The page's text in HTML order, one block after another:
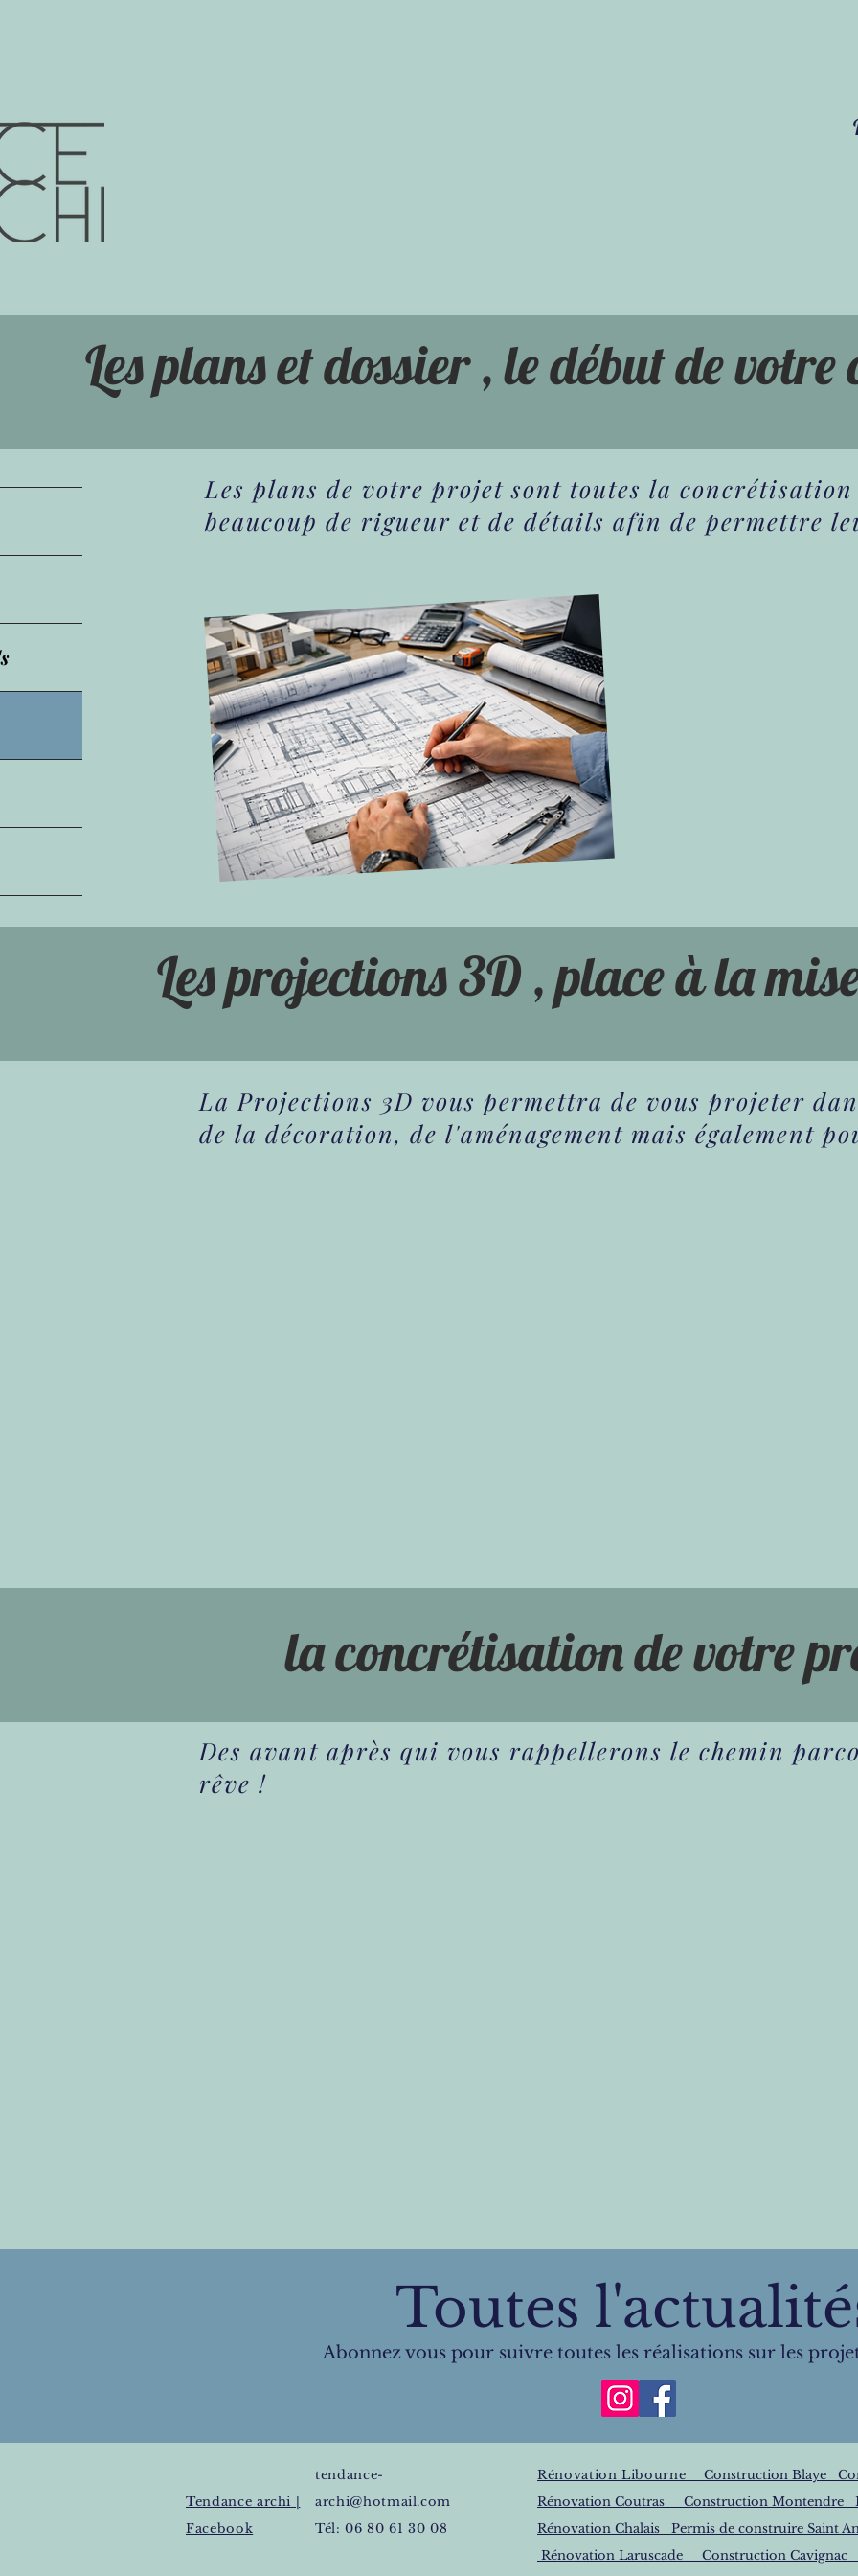
Créeont ensemble un
Les plans et dossier , le début de
Les plans de votre projet sont toutes la
beaucoup de rigueur et de détails afin de permettre
Les projections 3D , place à la
La Projections 3D vous permettra de vous projeter
de la décoration, de l'aménagement mais également
la concrétisation de votre
Des avant après qui vous rappellerons le chemin
rêve !
Toutes
Abonnez vous pour suivre toutes les réalisations sur les
Tendance archi |
Facebook
tendance-
archi@hotmail.com
Tél: 06 80 61 30 08
Rénovation Libourne Construction Blaye
Rénovation Coutras Construction Montendre
Rénovation Chalais Permis de construire
Rénovation Laruscade Construction Cavignac